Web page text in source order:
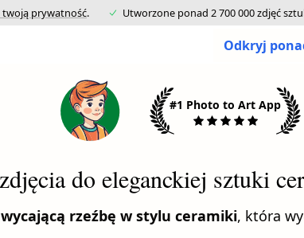
twoją prywatność. Utworzone ponad 2 700 000 zdjęć
Odkryj
#1 Photo to Art App
do eleganckiej sztuki
rzeźbę w stylu ceramiki, która